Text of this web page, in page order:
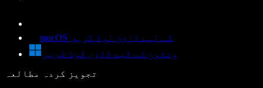
macOS کے لیے ڈاؤن لوڈ کریں
ونڈوز کے لیے ڈاؤن لوڈ کریں
تجویز کردہ مطالعہ